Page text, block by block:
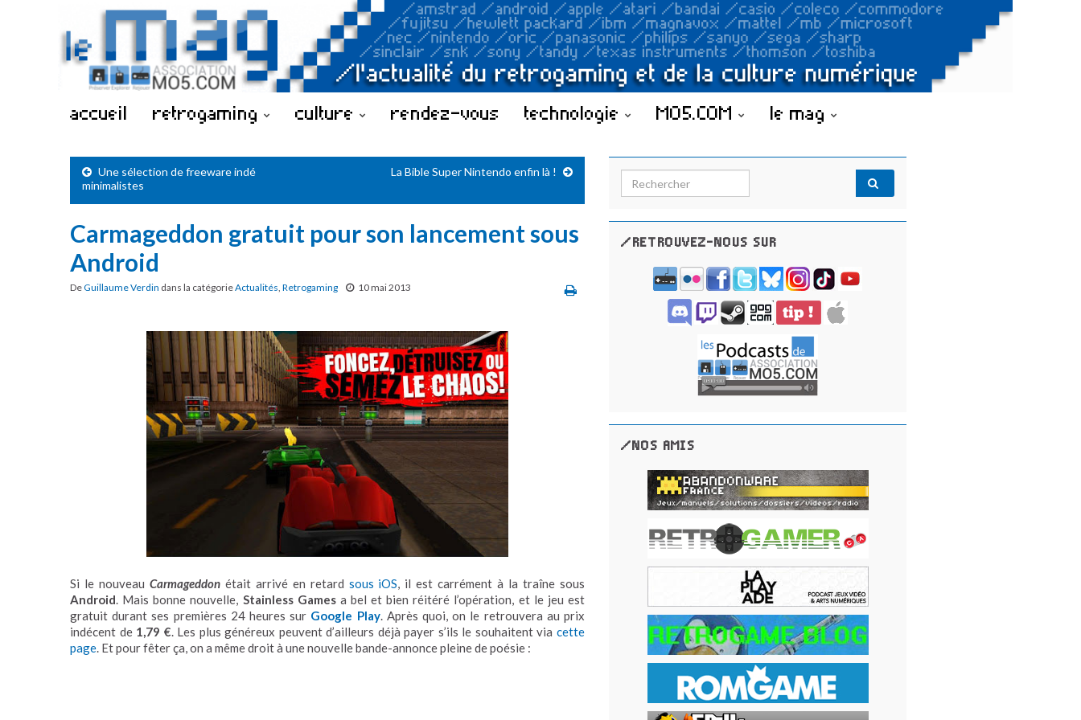
accueil retrogaming culture rendez-vous technologie MO5.COM le mag
Une sélection de freeware indé
minimalistes
La Bible Super Nintendo enfin là !
Carmageddon gratuit pour son lancement sous
Android
DeGuillaume Verdin dans la catégorieActualités, Retrogaming 10 mai 2013
Si le nouveau Carmageddonétait arrivé en retard sous iOS, il est carrément à la traîne sous
Android. Mais bonne nouvelle, Stainless Gamesa bel et bien réitéré l’opération, et le jeu est
gratuit durant ses premières 24 heures sur Google Play. Après quoi, on le retrouvera au prix
indécent de 1,79 €. Les plus généreux peuvent d’ailleurs déjà payer s’ils le souhaitent viacette
page. Et pour fêter ça, on a même droit à une nouvelle bande-annonce pleine de poésie :
Search for:
/RETROUVEZ-NOUS SUR
/NOS AMIS